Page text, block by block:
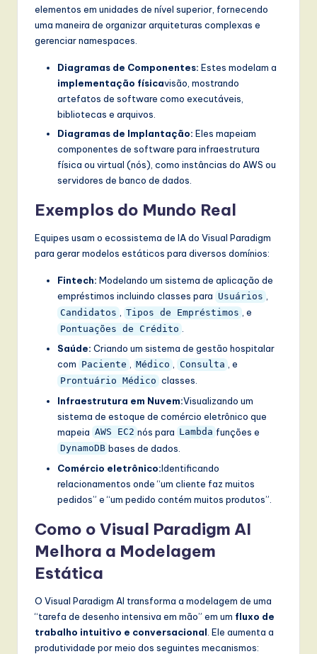
elementos em unidades de nível superior, fornecendo
uma maneira de organizar arquiteturas complexas e
gerenciar namespaces.
Diagramas de Componentes: Estes modelam a
implementação físicavisão, mostrando
artefatos de software como executáveis,
bibliotecas e arquivos.
Diagramas de Implantação: Eles mapeiam
componentes de software para infraestrutura
física ou virtual (nós), como instâncias do AWS ou
servidores de banco de dados.
Exemplos do Mundo Real
Equipes usam o ecossistema de IA do Visual Paradigm
para gerar modelos estáticos para diversos domínios:
Fintech: Modelando um sistema de aplicação de
empréstimos incluindo classes para Usuários ,
Candidatos , Tipos de Empréstimos , e
Pontuações de Crédito .
Saúde: Criando um sistema de gestão hospitalar
com Paciente , Médico , Consulta , e
Prontuário Médico classes.
Infraestrutura em Nuvem:Visualizando um
sistema de estoque de comércio eletrônico que
mapeia AWS EC2 nós para Lambda funções e
DynamoDB bases de dados.
Comércio eletrônico:Identificando
relacionamentos onde “um cliente faz muitos
pedidos” e “um pedido contém muitos produtos”.
Como o Visual Paradigm AI
Melhora a Modelagem
Estática
O Visual Paradigm AI transforma a modelagem de uma
“tarefa de desenho intensiva em mão” em um fluxo de
trabalho intuitivo e conversacional . Ele aumenta a
produtividade por meio dos seguintes mecanismos: